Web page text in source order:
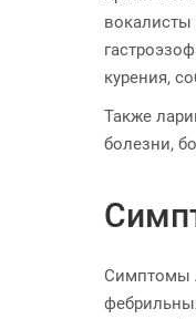
вокалисты
курения,
Также
болезни,
Симптомы